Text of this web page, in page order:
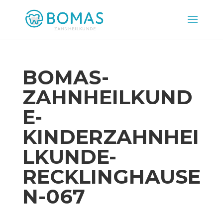
BOMAS-
ZAHNHEILKUND
E-
KINDERZAHNHEI
LKUNDE-
RECKLINGHAUSE
N-067